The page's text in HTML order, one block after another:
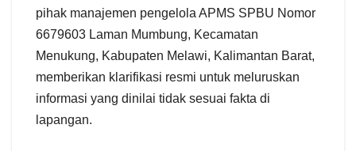
pihak manajemen pengelola APMS SPBU Nomor
6679603 Laman Mumbung, Kecamatan
Menukung, Kabupaten Melawi, Kalimantan Barat,
memberikan klarifikasi resmi untuk meluruskan
informasi yang dinilai tidak sesuai fakta di
lapangan.